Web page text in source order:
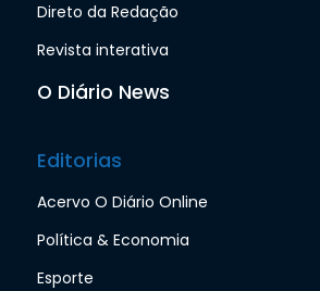
Direto da Redação
Revista interativa
O Diário News
Editorias
Acervo O Diário Online
Política & Economia
Esporte